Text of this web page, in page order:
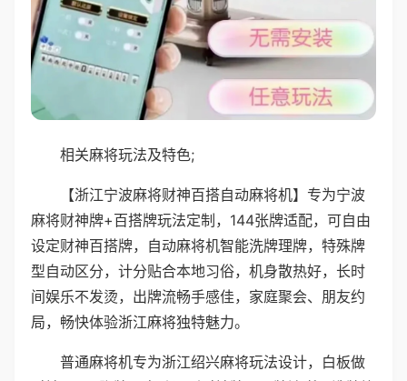
相关麻将玩法及特色;
【浙江宁波麻将财神百搭自动麻将机】专为宁波
麻将财神牌+百搭牌玩法定制，144张牌适配，可自由
设定财神百搭牌，自动麻将机智能洗牌理牌，特殊牌
型自动区分，计分贴合本地习俗，机身散热好，长时
间娱乐不发烫，出牌流畅手感佳，家庭聚会、朋友约
局，畅快体验浙江麻将独特魅力。
普通麻将机专为浙江绍兴麻将玩法设计，白板做